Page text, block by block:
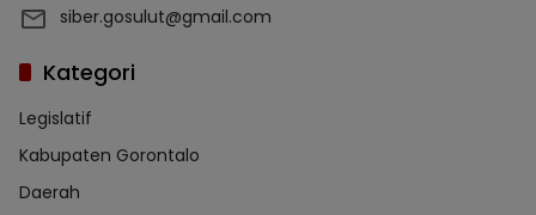
siber.gosulut@gmail.com
Kategori
Legislatif
Kabupaten Gorontalo
Daerah